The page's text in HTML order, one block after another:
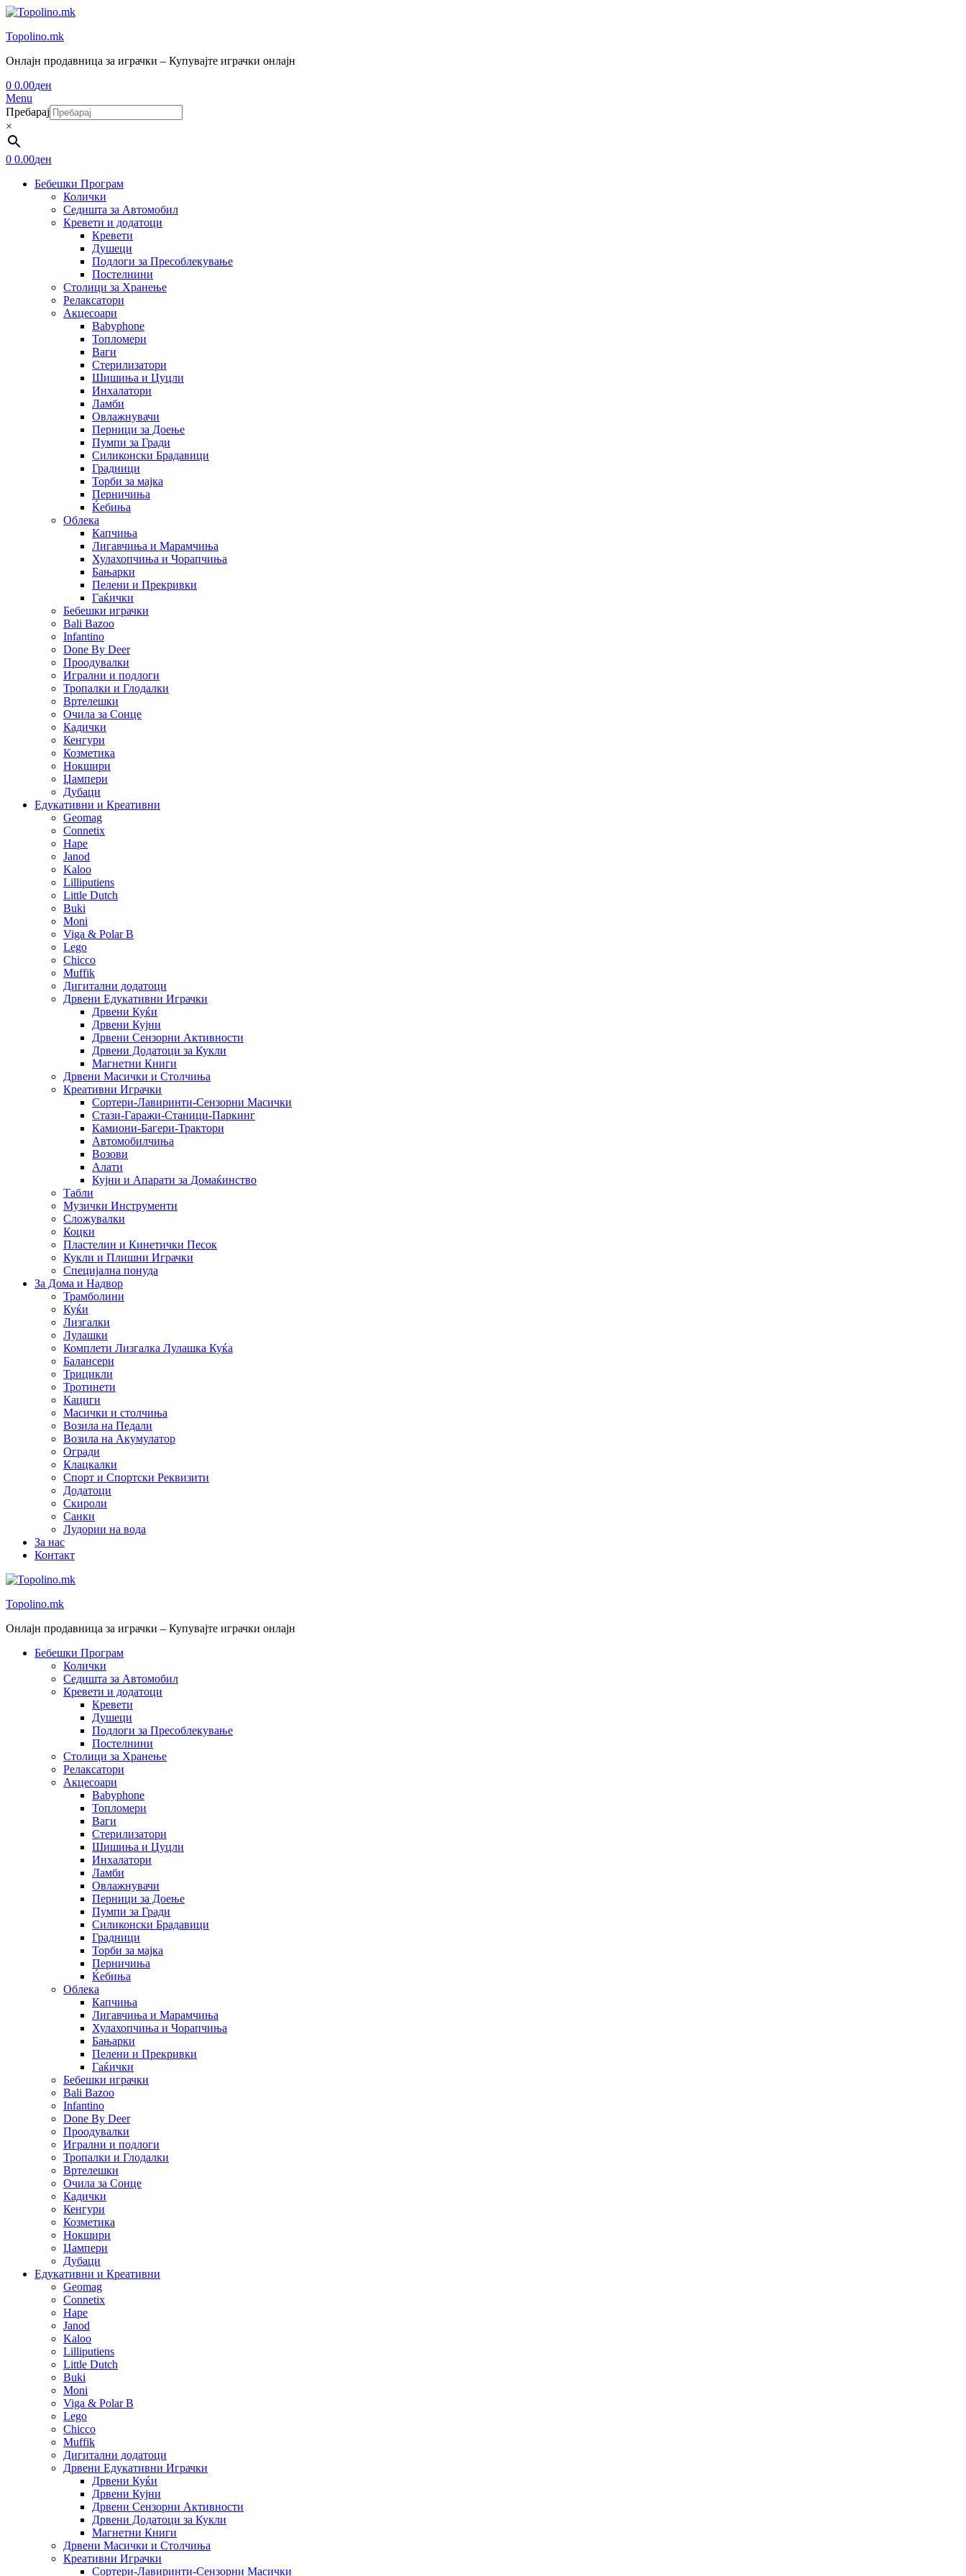
Topolino.mk
Онлајн продавница за играчки – Купувајте играчки онлајн
0 0.00ден
Menu
Пребарај
×
0 0.00ден
Бебешки Програм
Колички
Седишта за Автомобил
Кревети и додатоци
Кревети
Душеци
Подлоги за Пресоблекување
Постелнини
Столици за Хранење
Релаксатори
Акцесоари
Babyphone
Топломери
Ваги
Стерилизатори
Шишиња и Цуцли
Инхалатори
Ламби
Овлажнувачи
Перници за Доење
Пумпи за Гради
Силиконски Брадавици
Градници
Торби за мајка
Перничиња
Ќебиња
Облека
Капчиња
Лигавчиња и Марамчиња
Хулахопчиња и Чорапчиња
Бањарки
Пелени и Прекривки
Гаќички
Бебешки играчки
Bali Bazoo
Infantino
Done By Deer
Проодувалки
Игрални и подлоги
Тропалки и Глодалки
Вртелешки
Очила за Сонце
Кадички
Кенгури
Козметика
Нокшири
Џампери
Дубаци
Едукативни и Креативни
Geomag
Connetix
Hape
Janod
Kaloo
Lilliputiens
Little Dutch
Buki
Moni
Viga & Polar B
Lego
Chicco
Muffik
Дигитални додатоци
Дрвени Едукативни Играчки
Дрвени Куќи
Дрвени Кујни
Дрвени Сензорни Активности
Дрвени Додатоци за Кукли
Магнетни Книги
Дрвени Масички и Столчиња
Креативни Играчки
Сортери-Лавиринти-Сензорни Масички
Стази-Гаражи-Станици-Паркинг
Камиони-Багери-Трактори
Автомобилчиња
Возови
Алати
Кујни и Апарати за Домаќинство
Табли
Музички Инструменти
Сложувалки
Коцки
Пластелин и Кинетички Песок
Кукли и Плишни Играчки
Специјална понуда
За Дома и Надвор
Трамболини
Куќи
Лизгалки
Лулашки
Комплети Лизгалка Лулашка Куќа
Балансери
Трицикли
Тротинети
Кациги
Mасички и столчиња
Возила на Педали
Возила на Акумулатор
Огради
Клацкалки
Спорт и Спортски Реквизити
Додатоци
Скироли
Санки
Лудории на вода
За нас
Контакт
Topolino.mk
Онлајн продавница за играчки – Купувајте играчки онлајн
Бебешки Програм
Колички
Седишта за Автомобил
Кревети и додатоци
Кревети
Душеци
Подлоги за Пресоблекување
Постелнини
Столици за Хранење
Релаксатори
Акцесоари
Babyphone
Топломери
Ваги
Стерилизатори
Шишиња и Цуцли
Инхалатори
Ламби
Овлажнувачи
Перници за Доење
Пумпи за Гради
Силиконски Брадавици
Градници
Торби за мајка
Перничиња
Ќебиња
Облека
Капчиња
Лигавчиња и Марамчиња
Хулахопчиња и Чорапчиња
Бањарки
Пелени и Прекривки
Гаќички
Бебешки играчки
Bali Bazoo
Infantino
Done By Deer
Проодувалки
Игрални и подлоги
Тропалки и Глодалки
Вртелешки
Очила за Сонце
Кадички
Кенгури
Козметика
Нокшири
Џампери
Дубаци
Едукативни и Креативни
Geomag
Connetix
Hape
Janod
Kaloo
Lilliputiens
Little Dutch
Buki
Moni
Viga & Polar B
Lego
Chicco
Muffik
Дигитални додатоци
Дрвени Едукативни Играчки
Дрвени Куќи
Дрвени Кујни
Дрвени Сензорни Активности
Дрвени Додатоци за Кукли
Магнетни Книги
Дрвени Масички и Столчиња
Креативни Играчки
Сортери-Лавиринти-Сензорни Масички